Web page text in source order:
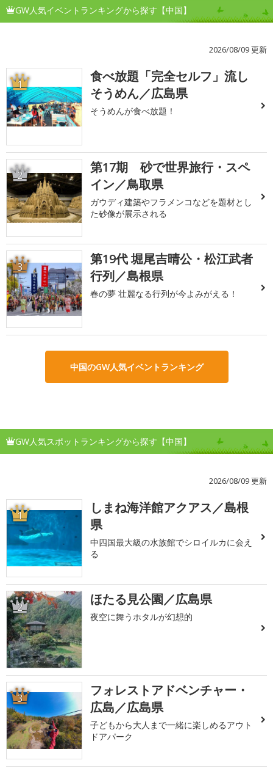
GW人気イベントランキングから探す【中国】
2026/08/09 更新
1
食べ放題「完全セルフ」流し
そうめん／広島県
そうめんが食べ放題！
2
第17期 砂で世界旅行・スペ
イン／鳥取県
ガウディ建築やフラメンコなどを題材とし
た砂像が展示される
3
第19代 堀尾吉晴公・松江武者
行列／島根県
春の夢 壮麗なる行列が今よみがえる！
中国のGW人気イベントランキング
GW人気スポットランキングから探す【中国】
2026/08/09 更新
1
しまね海洋館アクアス／島根
県
中四国最大級の水族館でシロイルカに会え
る
2 ほたる見公園／広島県
夜空に舞うホタルが幻想的
3
フォレストアドベンチャー・
広島／広島県
子どもから大人まで一緒に楽しめるアウト
ドアパーク